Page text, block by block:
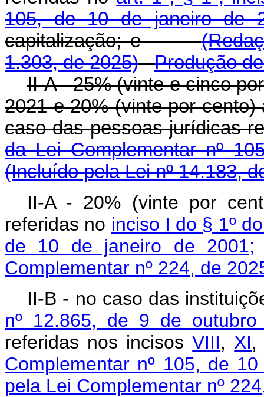
105, de 10 de janeiro de
capitalização; e
1.303, de 2025)
Produção
II-A - 25% (vinte e cinco
2021 e 20% (vinte por
caso das pessoas jurídicas
da Lei Complementar nº
(Incluído pela Lei nº 14.183,
II-A - 20% (vinte por
referidas no inciso I do § 1º
de 10 de janeiro de 2001;
Complementar nº 224, de
II-B - no caso das
nº 12.865, de 9 de
referidas nos incisosVIII, XI
Complementar nº 105, de
pela Lei Complementar nº